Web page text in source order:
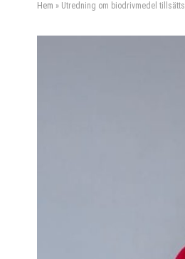
Hem » Utredning om biodrivmedel tillsätts